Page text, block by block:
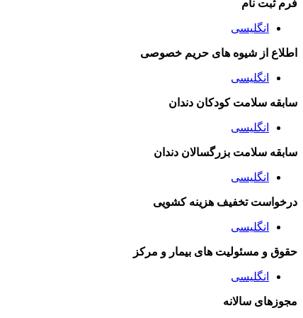
فرم ثبت نام
انگلیسی
اطلاع از شیوه های حریم خصوصی
انگلیسی
سابقه سلامت کودکان دندان
انگلیسی
سابقه سلامت بزرگسالان دندان
انگلیسی
درخواست تخفیف هزینه کشویی
انگلیسی
حقوق و مسئولیت های بیمار و مرکز
انگلیسی
مجوزهای سالانه